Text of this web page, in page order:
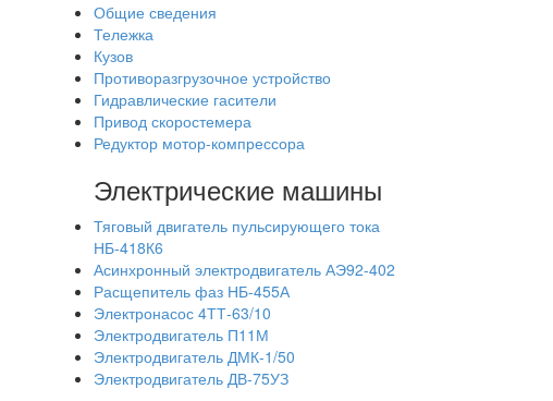
Общие сведения
Тележка
Кузов
Противоразгрузочное устройство
Гидравлические гасители
Привод скоростемера
Редуктор мотор-компрессора
Электрические машины
Тяговый двигатель пульсирующего тока
НБ-418К6
Асинхронный электродвигатель АЭ92-402
Расщепитель фаз НБ-455А
Электронасос 4ТТ-63/10
Электродвигатель П11М
Электродвигатель ДМК-1/50
Электродвигатель ДВ-75УЗ